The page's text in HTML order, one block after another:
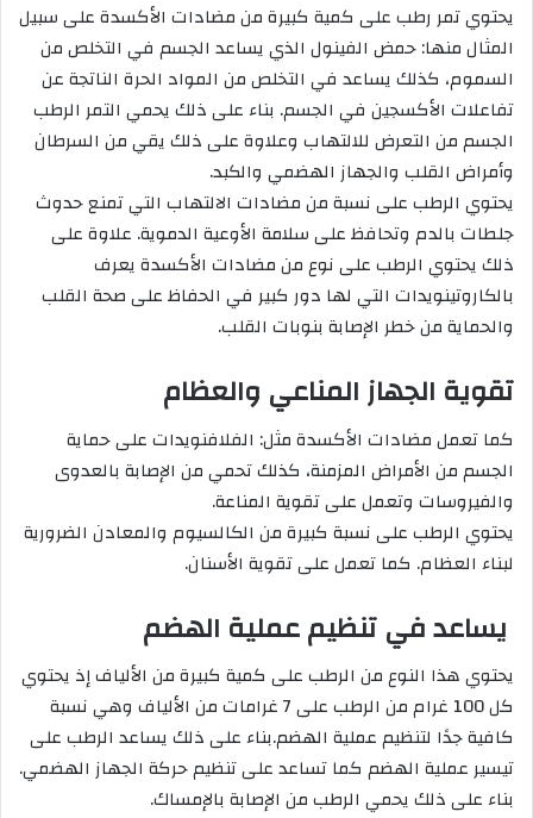
يحتوي تمر رطب على كمية كبيرة من مضادات الأكسدة على سبيل
المثال منها: حمض الفينول الذي يساعد الجسم في التخلص من
السموم، كذلك يساعد في التخلص من المواد الحرة الناتجة عن
تفاعلات الأكسجين في الجسم. بناء على ذلك يحمي التمر الرطب
الجسم من التعرض للالتهاب وعلاوة على ذلك يقي من السرطان
وأمراض القلب والجهاز الهضمي والكبد.
يحتوي الرطب على نسبة من مضادات الالتهاب التي تمنع حدوث
جلطات بالدم وتحافظ على سلامة الأوعية الدموية. علاوة على
ذلك يحتوي الرطب على نوع من مضادات الأكسدة يعرف
بالكاروتينويدات التي لها دور كبير في الحفاظ على صحة القلب
والحماية من خطر الإصابة بنوبات القلب.
تقوية الجهاز المناعي والعظام
كما تعمل مضادات الأكسدة مثل: الفلافنويدات على حماية
الجسم من الأمراض المزمنة، كذلك تحمي من الإصابة بالعدوى
والفيروسات وتعمل على تقوية المناعة.
يحتوي الرطب على نسبة كبيرة من الكالسيوم والمعادن الضرورية
لبناء العظام. كما تعمل على تقوية الأسنان.
يساعد في تنظيم عملية الهضم
يحتوي هذا النوع من الرطب على كمية كبيرة من الألياف إذ يحتوي
كل 100 غرام من الرطب على 7 غرامات من الألياف وهي نسبة
كافية جدًا لتنظيم عملية الهضم.بناء على ذلك يساعد الرطب على
تيسير عملية الهضم كما تساعد على تنظيم حركة الجهاز الهضمي.
بناء على ذلك يحمي الرطب من الإصابة بالإمساك.